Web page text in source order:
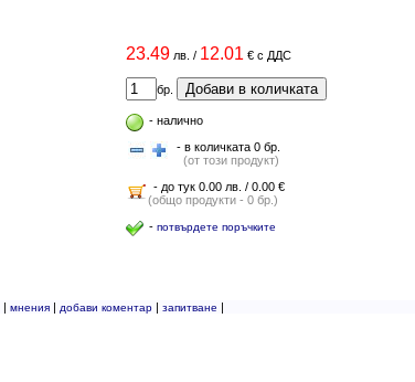
23.49 лв. / 12.01 €с ДДС
бр. Добави в количката
- налично
- в количката 0 бр.
(от този продукт)
- до тук 0.00 лв. / 0.00 €
(общо продукти - 0 бр.)
- потвърдете поръчките
| мнения| добави коментар| запитване |